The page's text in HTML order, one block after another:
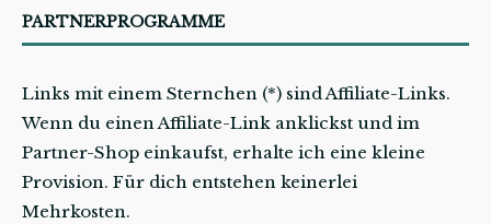
PARTNERPROGRAMME
Links mit einem Sternchen (*) sind Affiliate-Links.
Wenn du einen Affiliate-Link anklickst und im
Partner-Shop einkaufst, erhalte ich eine kleine
Provision. Für dich entstehen keinerlei
Mehrkosten.